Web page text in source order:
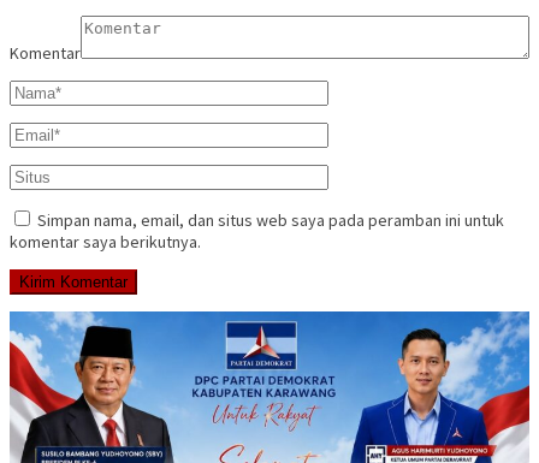
Komentar
Simpan nama, email, dan situs web saya pada peramban ini untuk
komentar saya berikutnya.